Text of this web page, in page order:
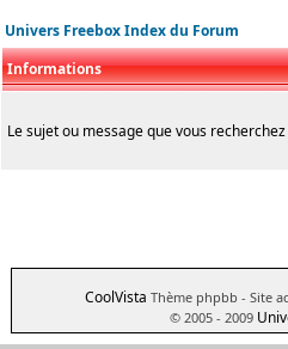
Univers Freebox Index du Forum
Informations
Le sujet ou message que vous
CoolVista Thème phpbb - Site
© 2005 - 2009